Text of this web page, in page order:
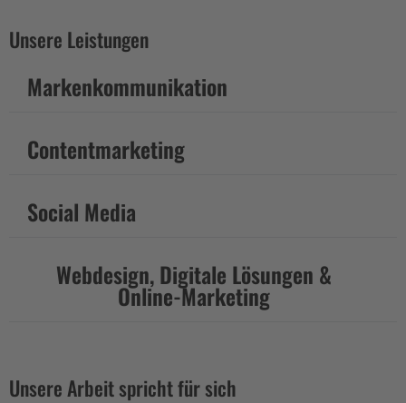
Unsere Leistungen
Markenkommunikation
Contentmarketing
Social Media
Webdesign, Digitale Lösungen &
Online-Marketing
Unsere Arbeit spricht für sich